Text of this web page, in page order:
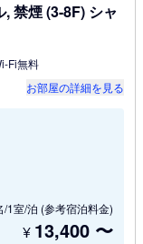
禁煙 (3-8F) シャ
Fi無料
お部屋の詳細を見る
/1室/泊 (参考宿泊料金)
¥ 13,400 〜